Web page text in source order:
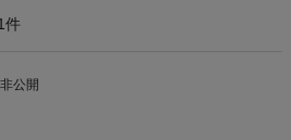
非公開